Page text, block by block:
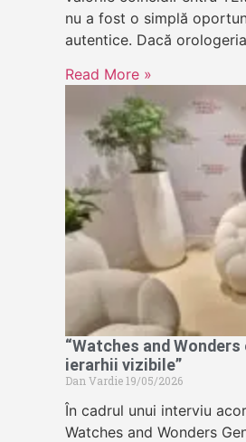
nu a fost o simplă
autentice. Dacă
Read More »
“Watches and
ierarhii vizibile”
Dan Vardie19/05/2026
În cadrul unui interviu
Watches and Wonders